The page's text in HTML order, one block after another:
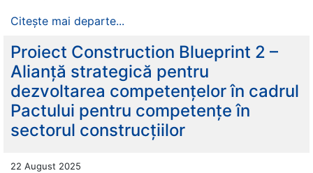
Citește mai departe...
Proiect Construction Blueprint 2 –
Alianță strategică pentru
dezvoltarea competențelor în cadrul
Pactului pentru competențe în
sectorul construcțiilor
22 August 2025